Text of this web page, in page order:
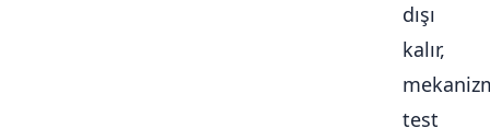
dışı
kalır,
test